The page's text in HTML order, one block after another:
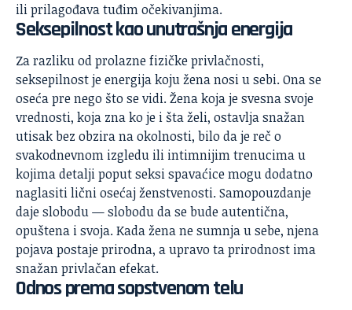
ili prilagođava tuđim očekivanjima.
Seksepilnost kao unutrašnja energija
Za razliku od prolazne fizičke privlačnosti,
seksepilnost je energija koju žena nosi u sebi. Ona se
oseća pre nego što se vidi. Žena koja je svesna svoje
vrednosti, koja zna ko je i šta želi, ostavlja snažan
utisak bez obzira na okolnosti, bilo da je reč o
svakodnevnom izgledu ili intimnijim trenucima u
kojima detalji poputseksi spavaćicemogu dodatno
naglasiti lični osećaj ženstvenosti. Samopouzdanje
daje slobodu — slobodu da se bude autentična,
opuštena i svoja. Kada žena ne sumnja u sebe, njena
pojava postaje prirodna, a upravo ta prirodnost ima
snažan privlačan efekat.
Odnos prema sopstvenom telu